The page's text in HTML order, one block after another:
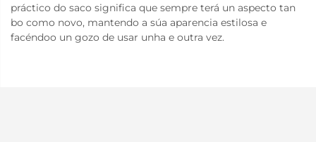
práctico do saco significa que sempre terá un aspecto tan
bo como novo, mantendo a súa aparencia estilosa e
facéndoo un gozo de usar unha e outra vez.